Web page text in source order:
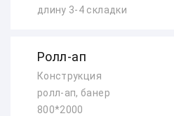
длину 3-4 складки
Ролл-ап
Конструкция
ролл-ап, банер
800*2000